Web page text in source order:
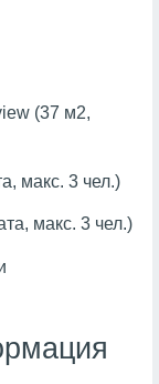
(37 м2,
макс. 3 чел.)
макс. 3 чел.)